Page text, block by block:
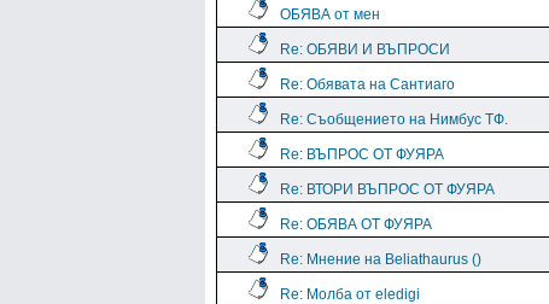
ОБЯВА от мен
Re: ОБЯВИ И ВЪПРОСИ
Re: Обявата на Сантиаго
Re: Съобщението на Нимбус ТФ.
Re: ВЪПРОС ОТ ФУЯРА
Re: ВТОРИ ВЪПРОС ОТ ФУЯРА
Re: ОБЯВА ОТ ФУЯРА
Re: Мнение на Beliathaurus ()
Re: Молба от eledigi